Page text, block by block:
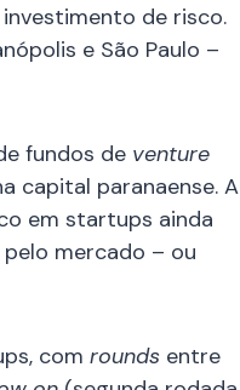
de risco.
e São Paulo –
fundos de venture
capital paranaense. A
em startups ainda
mercado – ou
com rounds entre